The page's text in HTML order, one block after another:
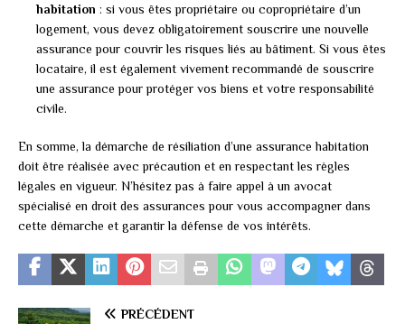
habitation : si vous êtes propriétaire ou copropriétaire d’un
logement, vous devez obligatoirement souscrire une nouvelle
assurance pour couvrir les risques liés au bâtiment. Si vous êtes
locataire, il est également vivement recommandé de souscrire
une assurance pour protéger vos biens et votre responsabilité
civile.
En somme, la démarche de résiliation d’une assurance habitation
doit être réalisée avec précaution et en respectant les règles
légales en vigueur. N’hésitez pas à faire appel à un avocat
spécialisé en droit des assurances pour vous accompagner dans
cette démarche et garantir la défense de vos intérêts.
PRÉCÉDENT